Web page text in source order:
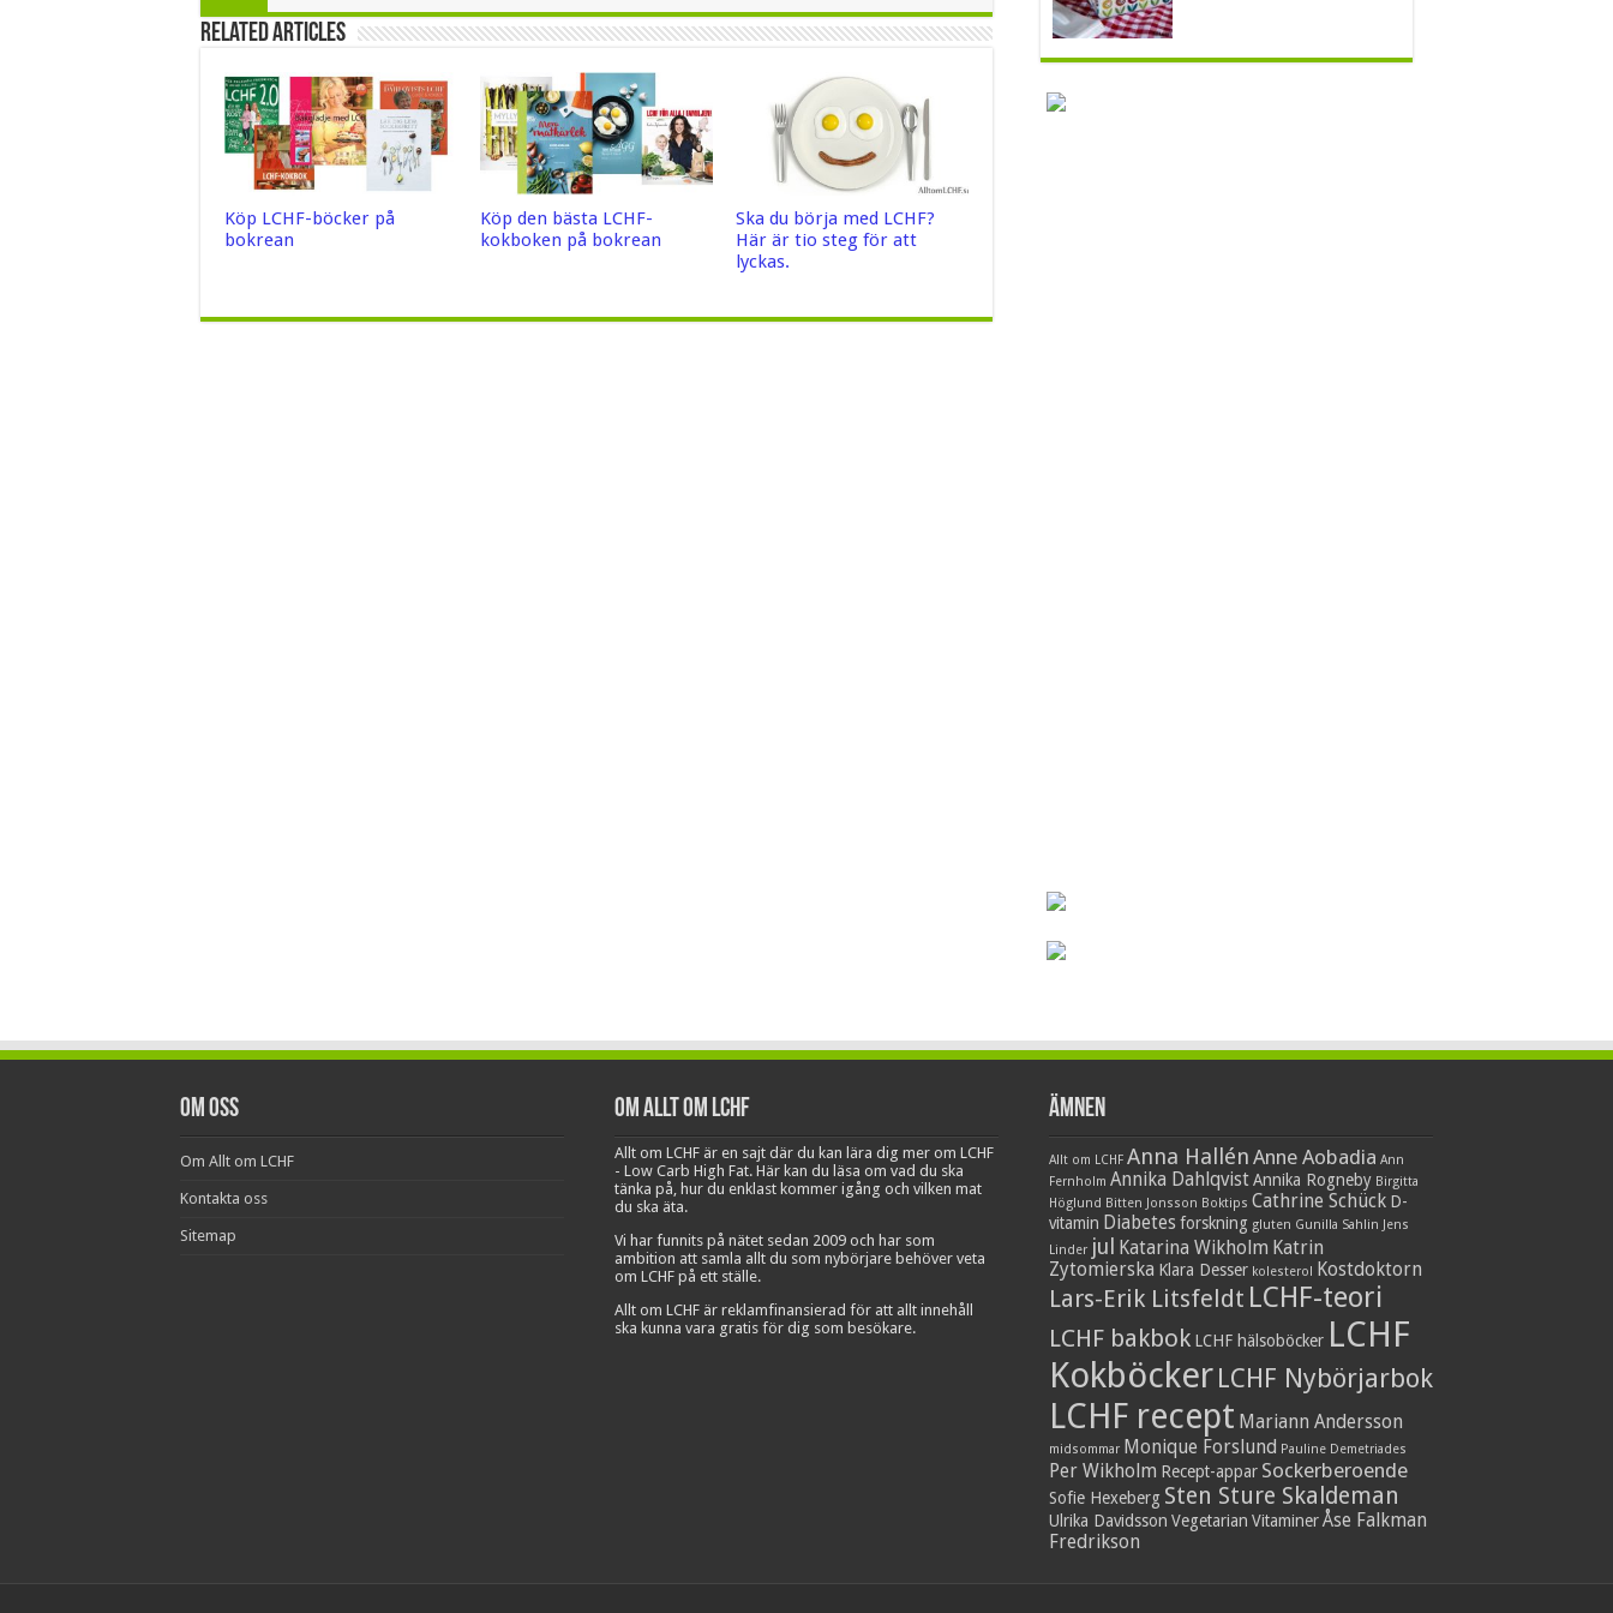
Related Articles
Köp LCHF-böcker på
bokrean
Köp den bästa LCHF-
kokboken på bokrean
Ska du börja med LCHF?
Här är tio steg för att
lyckas.
Om oss
Om Allt om LCHF
Kontakta oss
Sitemap
Om Allt om LCHF
Allt om LCHF är en sajt där du kan lära dig mer om LCHF
- Low Carb High Fat. Här kan du läsa om vad du ska
tänka på, hur du enklast kommer igång och vilken mat
du ska äta.
Vi har funnits på nätet sedan 2009 och har som
ambition att samla allt du som nybörjare behöver veta
om LCHF på ett ställe.
Allt om LCHF är reklamfinansierad för att allt innehåll
ska kunna vara gratis för dig som besökare.
Ämnen
Allt om LCHF Anna Hallén Anne Aobadia Ann
Fernholm Annika DahlqvistAnnika Rogneby Birgitta
Höglund Bitten Jonsson Boktips Cathrine Schück D-
vitamin Diabetes forskning gluten Gunilla Sahlin Jens
Linder jul Katarina Wikholm Katrin
Zytomierska Klara Desser kolesterol Kostdoktorn
Lars-Erik Litsfeldt LCHF-teori
LCHF bakbok LCHF hälsoböcker LCHF
Kokböcker LCHF Nybörjarbok
LCHF recept Mariann Andersson
midsommar Monique Forslund Pauline Demetriades
Per Wikholm Recept-appar Sockerberoende
Sofie Hexeberg Sten Sture Skaldeman
Ulrika Davidsson Vegetarian VitaminerÅse Falkman
Fredrikson